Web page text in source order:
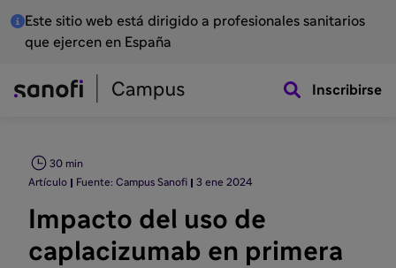
Este sitio web está dirigido a profesionales sanitarios
que ejercen en España
Inscribirse
Artículo Fuente: Campus Sanofi 3 ene 2024
30 min
Impacto del uso de
caplacizumab en primera